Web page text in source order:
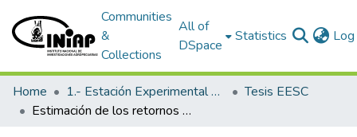
Communities
&
Collections
All of
DSpace
Statistics
Home 1.- Estación Experimental Santa Catalina
Tesis EESC
Estimación de los retornos de las inversiones realizadas por INIAP en investigación y transferencia de tecnologías en cacao, Ecuador